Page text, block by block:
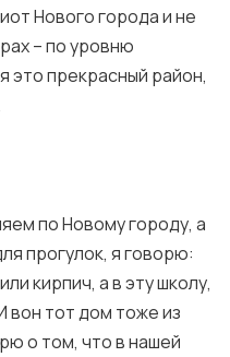
Нового города и не
– по уровню
это прекрасный район,
по Новому городу, а
прогулок, я говорю:
кирпич, а в эту школу,
вон тот дом тоже из
о том, что в нашей